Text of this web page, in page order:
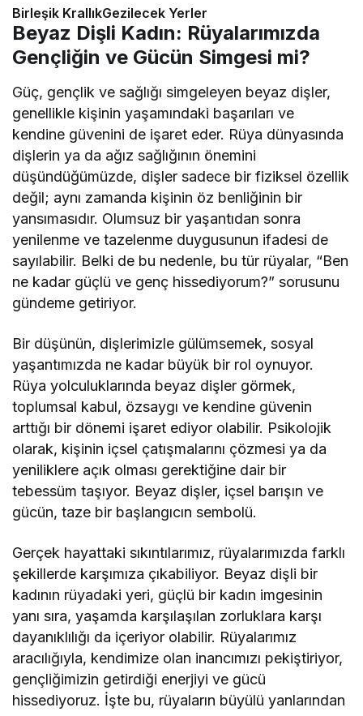
Birleşik KrallıkGezilecek Yerler
Beyaz Dişli Kadın: Rüyalarımızda
Gençliğin ve Gücün Simgesi mi?
Güç, gençlik ve sağlığı simgeleyen beyaz dişler,
genellikle kişinin yaşamındaki başarıları ve
kendine güvenini de işaret eder. Rüya dünyasında
dişlerin ya da ağız sağlığının önemini
düşündüğümüzde, dişler sadece bir fiziksel özellik
değil; aynı zamanda kişinin öz benliğinin bir
yansımasıdır. Olumsuz bir yaşantıdan sonra
yenilenme ve tazelenme duygusunun ifadesi de
sayılabilir. Belki de bu nedenle, bu tür rüyalar, “Ben
ne kadar güçlü ve genç hissediyorum?” sorusunu
gündeme getiriyor.
Bir düşünün, dişlerimizle gülümsemek, sosyal
yaşantımızda ne kadar büyük bir rol oynuyor.
Rüya yolculuklarında beyaz dişler görmek,
toplumsal kabul, özsaygı ve kendine güvenin
arttığı bir dönemi işaret ediyor olabilir. Psikolojik
olarak, kişinin içsel çatışmalarını çözmesi ya da
yeniliklere açık olması gerektiğine dair bir
tebessüm taşıyor. Beyaz dişler, içsel barışın ve
gücün, taze bir başlangıcın sembolü.
Gerçek hayattaki sıkıntılarımız, rüyalarımızda farklı
şekillerde karşımıza çıkabiliyor. Beyaz dişli bir
kadının rüyadaki yeri, güçlü bir kadın imgesinin
yanı sıra, yaşamda karşılaşılan zorluklara karşı
dayanıklılığı da içeriyor olabilir. Rüyalarımız
aracılığıyla, kendimize olan inancımızı pekiştiriyor,
gençliğimizin getirdiği enerjiyi ve gücü
hissediyoruz. İşte bu, rüyaların büyülü yanlarından